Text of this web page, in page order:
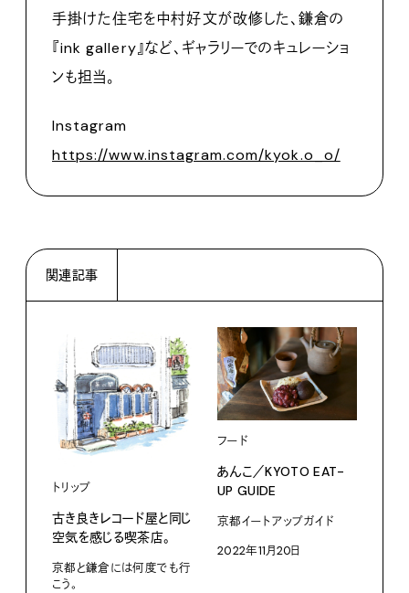
手掛けた住宅を中村好文が改修した、鎌倉の
『ink gallery』など、ギャラリーでのキュレーショ
ンも担当。
Instagram
https://www.instagram.com/kyok.o_o/
関連記事
トリップ
古き良きレコード屋と同じ
空気を感じる喫茶店。
京都と鎌倉には何度でも行
こう。
フード
あんこ／KYOTO EAT-
UP GUIDE
京都イートアップガイド
2022年11月20日